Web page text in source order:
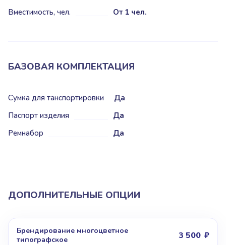
Вместимость, чел.
От 1 чел.
БАЗОВАЯ КОМПЛЕКТАЦИЯ
Сумка для танспортировки
Да
Паспорт изделия
Да
Ремнабор
Да
ДОПОЛНИТЕЛЬНЫЕ ОПЦИИ
Брендирование многоцветное
типографское
3 500